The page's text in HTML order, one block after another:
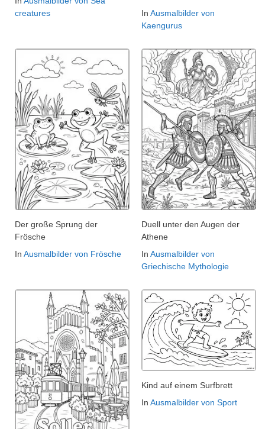
creatures
In Ausmalbilder von
Kaengurus
Der große Sprung der
Frösche
In Ausmalbilder von Frösche
Duell unter den Augen der
Athene
In Ausmalbilder von
Griechische Mythologie
Kind auf einem Surfbrett
In Ausmalbilder von Sport